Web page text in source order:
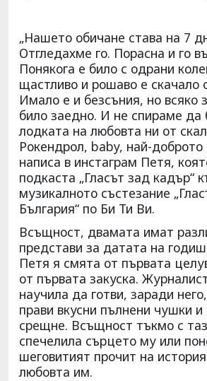
„Нашето обичане става на 7
Отгледахме го. Порасна и го
Понякога е било с одрани
щастливо и рошаво е скачало
Имало е и безсъния, но всяко
било заедно. И не спираме да
лодката на любовта ни от
Рокендрол, baby, най-доброто
написа в инстаграм Петя,
подкаста „Гласът зад кадър“
музикалното състезание
България“ по Би Ти Ви.
Всъщност, двамата имат
представи за датата на
Петя я смята от първата
от първата закуска.
научила да готви, заради
прави вкусни пълнени чушки
срещне. Всъщност тъкмо с
спечелила сърцето му или
шеговитият прочит на
любовта им.